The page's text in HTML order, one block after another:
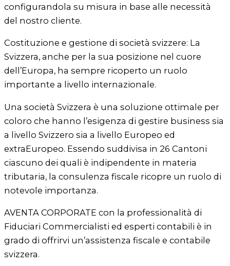
configurandola su misura in base alle necessità
del nostro cliente.
Costituzione e gestione di società svizzere: La
Svizzera, anche per la sua posizione nel cuore
dell’Europa, ha sempre ricoperto un ruolo
importante a livello internazionale.
Una società Svizzera è una soluzione ottimale per
coloro che hanno l’esigenza di gestire business sia
a livello Svizzero sia a livello Europeo ed
extraEuropeo. Essendo suddivisa in 26 Cantoni
ciascuno dei quali è indipendente in materia
tributaria, la consulenza fiscale ricopre un ruolo di
notevole importanza.
AVENTA CORPORATE con la professionalità di
Fiduciari Commercialisti ed esperti contabili è in
grado di offrirvi un’assistenza fiscale e contabile
svizzera.